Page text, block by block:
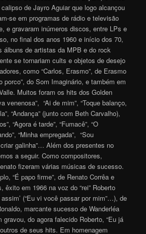
de Jayro Aguiar que logo alcançou
se em programas de rádio e televisão
e gravaram inúmeros discos, entre LPs e
no final dos anos 1960 e início dos 70,
álbuns de artistas da MPB e do rock
se tornariam cults e objetos de desejo
como “Carlos, Erasmo”, de Erasmo
porco”, do Som Imaginário, e também em
Muitos foram os hits dos Golden
venenosa”, “Ai de mim”, “Toque balanço,
“Andança” (junto com Beth Carvalho),
“Agora é tarde”, “Fumacê”, “O
“Minha empregada”, “Sou
galinha”… Além dos presentes no
a seguir. Como compositores,
fizeram várias músicas de sucesso.
“É papo firme”, de Renato Corrêa e
êxito em 1966 na voz do “rei” Roberto
(“Eu vi você passar por mim”…), de
marcante sucesso de Wanderléa
do agora falecido Roberto, “Eu já
outros de seus hits. Em homenagem